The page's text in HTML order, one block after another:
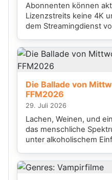
Abonnenten können
Lizenzstreits keine 4K
dem Streamingdienst
Die Ballade von
FFM2026
29. Juli 2026
Lachen, Weinen, und
das menschliche
unter alkoholischem